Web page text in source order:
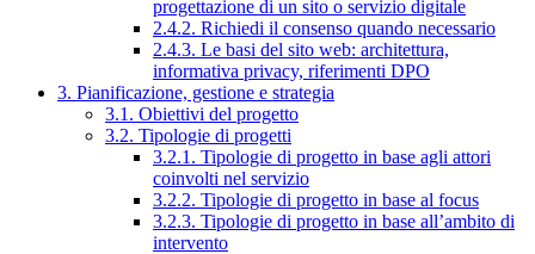
progettazione di un sito o servizio digitale
2.4.2. Richiedi il consenso quando necessario
2.4.3. Le basi del sito web: architettura,
informativa privacy, riferimenti DPO
3. Pianificazione, gestione e strategia
3.1. Obiettivi del progetto
3.2. Tipologie di progetti
3.2.1. Tipologie di progetto in base agli attori
coinvolti nel servizio
3.2.2. Tipologie di progetto in base al focus
3.2.3. Tipologie di progetto in base all’ambito di
intervento